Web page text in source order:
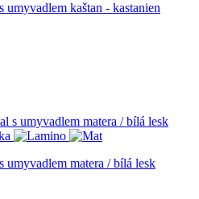
umyvadlem kaštan - kastanien
umyvadlem matera / bílá lesk